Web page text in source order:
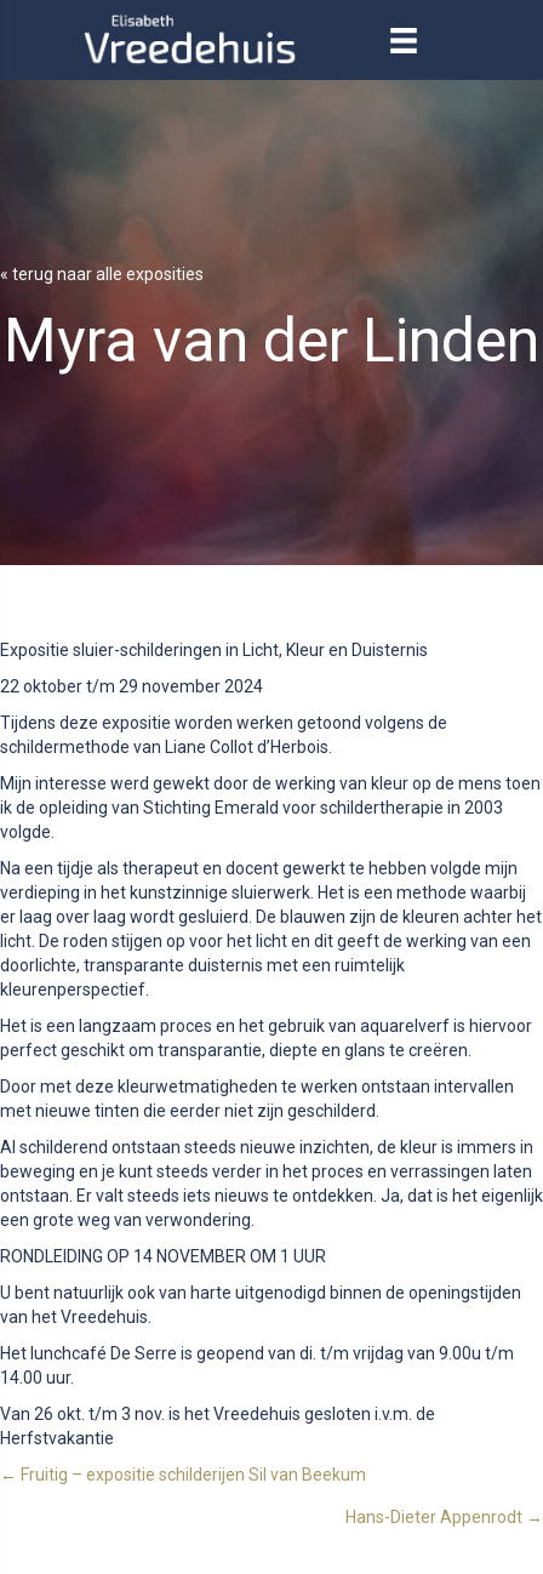
« terug naar alle exposities
Myra van der Linden
Expositie sluier-schilderingen in Licht, Kleur en Duisternis
22 oktober t/m 29 november 2024
Tijdens deze expositie worden werken getoond volgens de
schildermethode van Liane Collot d’Herbois.
Mijn interesse werd gewekt door de werking van kleur op de mens toen
ik de opleiding van Stichting Emerald voor schildertherapie in 2003
volgde.
Na een tijdje als therapeut en docent gewerkt te hebben volgde mijn
verdieping in het kunstzinnige sluierwerk. Het is een methode waarbij
er laag over laag wordt gesluierd. De blauwen zijn de kleuren achter het
licht. De roden stijgen op voor het licht en dit geeft de werking van een
doorlichte, transparante duisternis met een ruimtelijk
kleurenperspectief.
Het is een langzaam proces en het gebruik van aquarelverf is hiervoor
perfect geschikt om transparantie, diepte en glans te creëren.
Door met deze kleurwetmatigheden te werken ontstaan intervallen
met nieuwe tinten die eerder niet zijn geschilderd.
Al schilderend ontstaan steeds nieuwe inzichten, de kleur is immers in
beweging en je kunt steeds verder in het proces en verrassingen laten
ontstaan. Er valt steeds iets nieuws te ontdekken. Ja, dat is het eigenlijk
een grote weg van verwondering.
RONDLEIDING OP 14 NOVEMBER OM 1 UUR
U bent natuurlijk ook van harte uitgenodigd binnen de openingstijden
van het Vreedehuis.
Het lunchcafé De Serre is geopend van di. t/m vrijdag van 9.00u t/m
14.00 uur.
Van 26 okt. t/m 3 nov. is het Vreedehuis gesloten i.v.m. de
Herfstvakantie
Posts
← Fruitig – expositie schilderijen Sil van Beekum
Hans-Dieter Appenrodt →